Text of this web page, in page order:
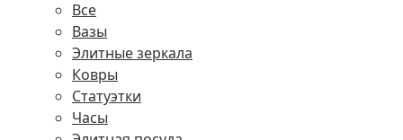
Все
Вазы
Элитные зеркала
Ковры
Статуэтки
Часы